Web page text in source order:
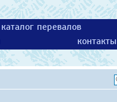
каталог перевалов
контакты